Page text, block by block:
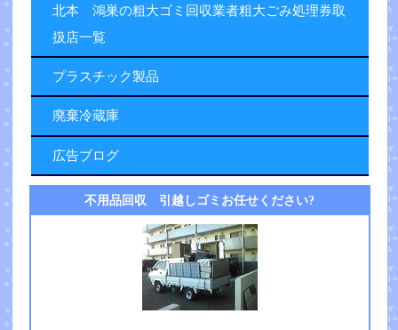
北本 鴻巣の粗大ゴミ回収業者粗大ごみ処理券取
扱店一覧
プラスチック製品
廃棄冷蔵庫
広告ブログ
不用品回収 引越しゴミお任せください?